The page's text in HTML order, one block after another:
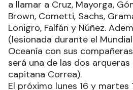
a llamar a Cruz, Mayorga,
Brown, Cometti, Sachs,
Lonigro, Falfán y Núñez.
(lesionada durante el
Oceanía con sus
será una de las dos
capitana Correa).
El próximo lunes 16 y martes